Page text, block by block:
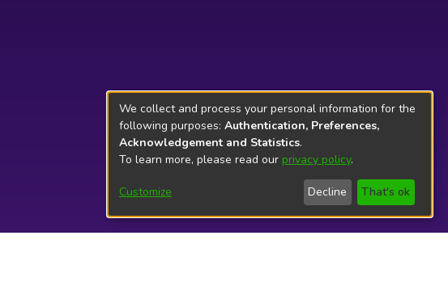
We collect and process your personal information for the
following purposes: Authentication, Preferences,
Acknowledgement and Statistics.
To learn more, please read our privacy policy.
Customize Decline That's ok